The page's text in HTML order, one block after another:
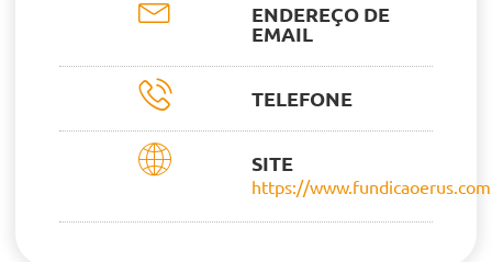
ENDEREÇO DE
EMAIL
TELEFONE
SITE
https://